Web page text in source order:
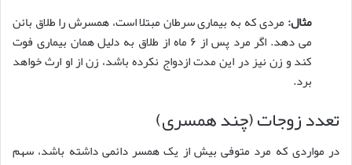
مثال: مردی که به بیماری سرطان مبتلا است، همسرش را طلاق بائن
می دهد. اگر مرد پس از ۶ ماه از طلاق به دلیل همان بیماری فوت
کند و زن نیز در این مدت ازدواج نکرده باشد، زن از او ارث خواهد
برد.
تعدد زوجات (چند همسری)
در مواردی که مرد متوفی بیش از یک همسر دائمی داشته باشد، سهم